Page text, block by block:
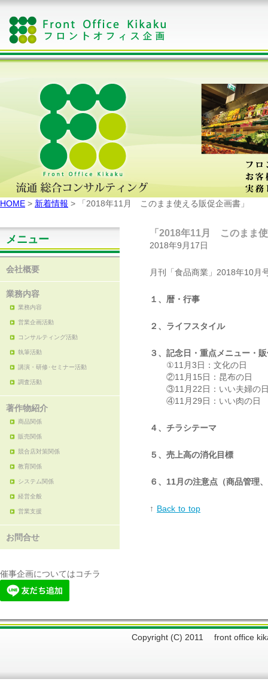
HOME > 新着情報 > 「2018年11月 このまま使える販促企画書」
メニュー
会社概要
業務内容
業務内容
営業企画活動
コンサルティング活動
執筆活動
講演・研修･セミナー活動
調査活動
著作物紹介
商品関係
販売関係
競合店対策関係
教育関係
システム関係
経営全般
営業支援
お問合せ
催事企画についてはコチラ
「2018年11月 このまま
2018年9月17日
月刊「食品商業」2018年10月
１、暦・行事
２、ライフスタイル
３、記念日・重点メニュー・
①11月3日：文化の日
②11月15日：昆布の日
③11月22日：いい夫婦の
④11月29日：いい肉の日
４、チラシテーマ
５、売上高の消化目標
６、11月の注意点（商品管理
↑ Back to top
Copyright (C) 2011 front office